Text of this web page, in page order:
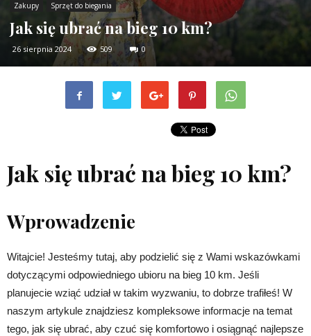
Zakupy Sprzęt do biegania
Jak się ubrać na bieg 10 km?
26 sierpnia 2024 509 0
Jak się ubrać na bieg 10 km?
Wprowadzenie
Witajcie! Jesteśmy tutaj, aby podzielić się z Wami wskazówkami
dotyczącymi odpowiedniego ubioru na bieg 10 km. Jeśli
planujecie wziąć udział w takim wyzwaniu, to dobrze trafiłeś! W
naszym artykule znajdziesz kompleksowe informacje na temat
tego, jak się ubrać, aby czuć się komfortowo i osiągnąć najlepsze